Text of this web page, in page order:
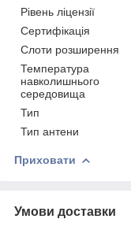
Рівень ліцензії
Сертифікація
Слоти розширення
Температура
навколишнього
середовища
Тип
Тип антени
Приховати
Умови доставки